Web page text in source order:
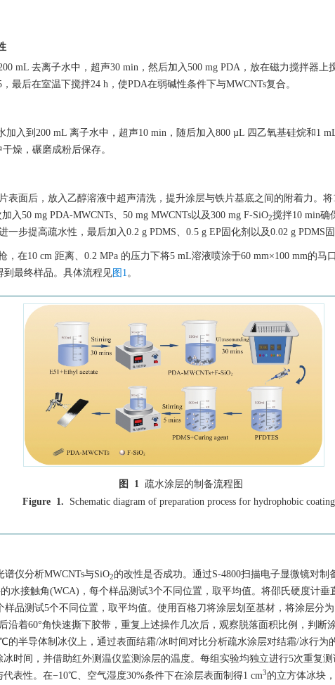
mL 去离子水中，超声30 min，然后加入500 mg PDA，放在磁力搅拌器
最后在室温下搅拌24 h，使PDA在弱碱性条件下与MWCNTs复合。
加入到200 mL 离子水中，超声10 min，随后加入800 µL 四乙氧基硅烷和1
燥，碾磨成粉后保存。
表面后，放入乙醇溶液中超声清洗，提升涂层与铁片基底之间的附着力。
入50 mg PDA-MWCNTs、50 mg MWCNTs以及300 mg F-SiO2搅拌10 min确
一步提高疏水性，最后加入0.2 g PDMS、0.5 g EP固化剂以及0.02 g PDMS
，在10 cm 距离、0.2 MPa 的压力下将5 mL溶液喷涂于60 mm×100 mm的
到最终样品。具体流程见图1。
图 1
疏水涂层的制备流程图
Figure 1.
Schematic diagram of preparation process for hydrophobic
仪分析MWCNTs与SiO2的改性是否成功。通过S-4800扫描电子显微镜对
水接触角(WCA)，每个样品测试3个不同位置，取平均值。将邵氏硬度计
样品测试5个不同位置，取平均值。使用百格刀将涂层划至基材，将涂层分
沿着60°角快速撕下胶带，重复上述操作几次后，观察脱落面积比例，判断
的半导体制冰仪上，通过表面结霜/冰时间对比分析疏水涂层对结霜/冰行为
时间，并借助红外测温仪监测涂层的温度。每组实验均独立进行5次重复
表性。在−10℃、空气湿度30%条件下在涂层表面制得1 cm3的立方体冰块